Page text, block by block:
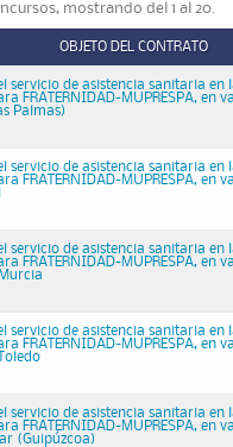
mostrando del 1 al 20.
OBJETO DEL CONTRATO
servicio de asistencia sanitaria en
FRATERNIDAD-MUPRESPA, en
Palmas)
servicio de asistencia sanitaria en
FRATERNIDAD-MUPRESPA, en
servicio de asistencia sanitaria en
FRATERNIDAD-MUPRESPA, en
servicio de asistencia sanitaria en
FRATERNIDAD-MUPRESPA, en
servicio de asistencia sanitaria en
FRATERNIDAD-MUPRESPA, en
(Guipúzcoa)